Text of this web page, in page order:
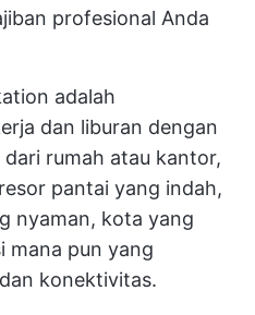
profesional Anda
adalah
dan liburan dengan
rumah atau kantor,
pantai yang indah,
nyaman, kota yang
mana pun yang
konektivitas.